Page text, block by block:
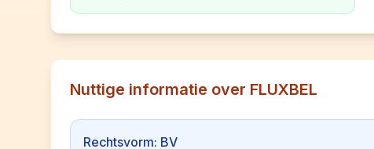
Nuttige informatie over FLUXBEL
Rechtsvorm: BV